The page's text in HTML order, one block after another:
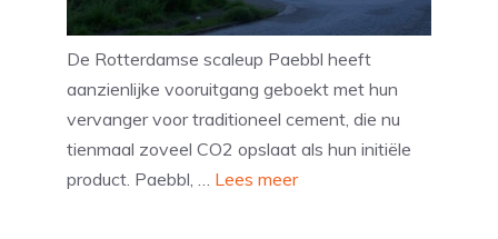
De Rotterdamse scaleup Paebbl heeft
aanzienlijke vooruitgang geboekt met hun
vervanger voor traditioneel cement, die nu
tienmaal zoveel CO2 opslaat als hun initiële
product. Paebbl, … Lees meer